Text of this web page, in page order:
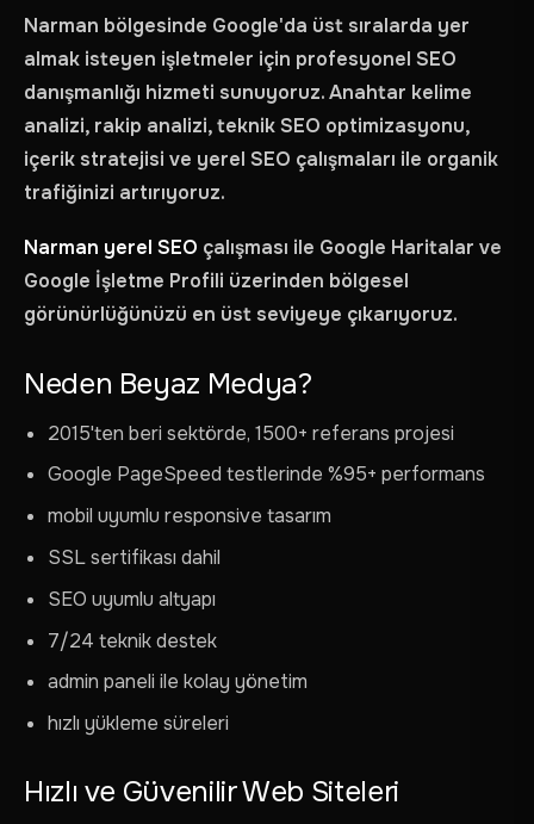
Narman bölgesinde Google'da üst sıralarda yer
almak isteyen işletmeler için profesyonel SEO
danışmanlığı hizmeti sunuyoruz. Anahtar kelime
analizi, rakip analizi, teknik SEO optimizasyonu,
içerik stratejisi ve yerel SEO çalışmaları ile organik
trafiğinizi artırıyoruz.
Narman yerel SEO çalışması ile Google Haritalar ve
Google İşletme Profili üzerinden bölgesel
görünürlüğünüzü en üst seviyeye çıkarıyoruz.
Neden Beyaz Medya?
2015'ten beri sektörde, 1500+ referans projesi
Google PageSpeed testlerinde %95+ performans
mobil uyumlu responsive tasarım
SSL sertifikası dahil
SEO uyumlu altyapı
7/24 teknik destek
admin paneli ile kolay yönetim
hızlı yükleme süreleri
Hızlı ve Güvenilir Web Siteleri